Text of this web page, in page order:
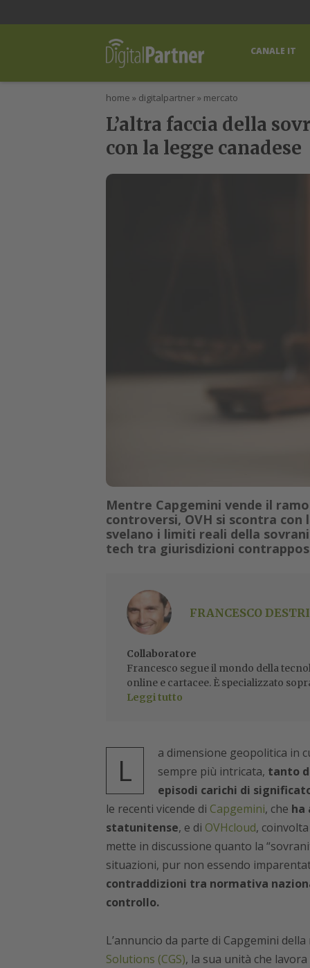
CANALE IT
home » digitalpartner» mercato
L’altra faccia della
con la legge canadese
Mentre Capgemini vende il
controversi, OVH si scontra con
svelano i limiti reali della
tech tra giurisdizioni
FRANCESCO DESTRI
Collaboratore
Francesco segue il mondo della
online e cartacee. È specializzato
Leggi tutto
L
a dimensione geopolitica in
sempre più intricata, tanto
episodi carichi di
le recenti vicende di Capgemini, che ha
statunitense, e di OVHcloud,
mette in discussione quanto la
situazioni, pur non essendo
contraddizioni tra normativa
controllo.
L’annuncio da parte di Capgemini
Solutions (CGS), la sua unità che